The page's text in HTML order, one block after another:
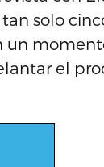
solo
un
el